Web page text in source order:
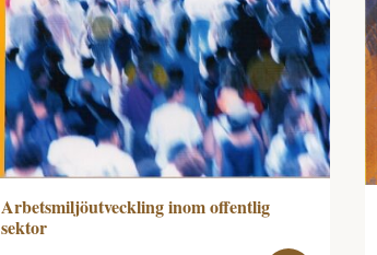
Arbetsmiljöutveckling inom offentlig
sektor